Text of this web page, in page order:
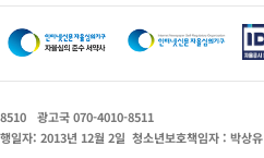
광고국 070-4010-8511
일자: 2013년 12월 2일 청소년보호책임자 : 박상유